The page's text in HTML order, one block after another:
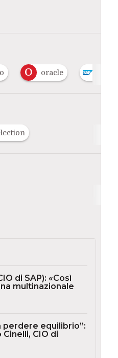
O oracle
di SAP): «Così
multinazionale
perdere equilibrio”:
CIO di